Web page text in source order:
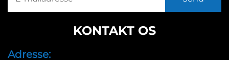
KONTAKT OS
Adresse: